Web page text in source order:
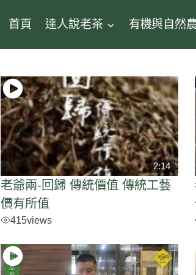
首頁 達人說老茶 有機與自然
2:14
老爺兩-回歸 傳統價值 傳統工藝
價有所值
415views